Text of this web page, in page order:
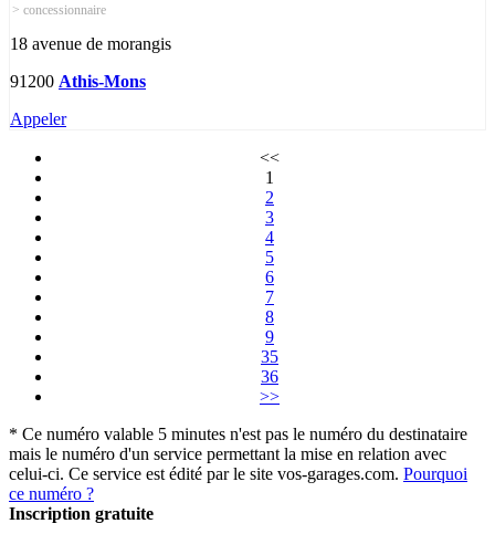
> concessionnaire
18 avenue de morangis
91200 Athis-Mons
Appeler
<<
1
2
3
4
5
6
7
8
9
35
36
>>
* Ce numéro valable 5 minutes n'est pas le numéro du destinataire
mais le numéro d'un service permettant la mise en relation avec
celui-ci. Ce service est édité par le site vos-garages.com. Pourquoi
ce numéro ?
Inscription gratuite